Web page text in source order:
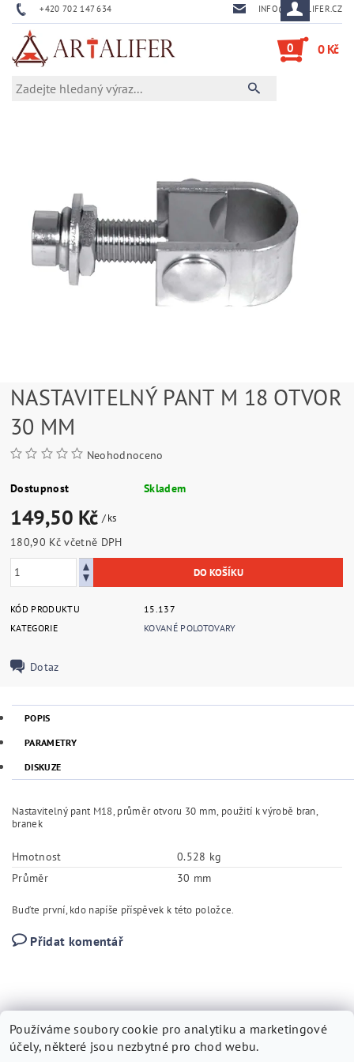
+420 702 147 634 INFO@ARTALIFER.CZ
0 0 Kč
NASTAVITELNÝ PANT M 18 OTVOR
30 MM
Neohodnoceno
Dostupnost Skladem
149,50 Kč/ ks
180,90 Kč včetně DPH
KÓD PRODUKTU
15.137
KATEGORIE
KOVANÉ POLOTOVARY
Dotaz
POPIS
PARAMETRY
DISKUZE
Nastavitelný pant M18, průměr otvoru 30 mm, použití k výrobě bran,
branek
Hmotnost
0.528 kg
Průměr
30 mm
Buďte první, kdo napíše příspěvek k této položce.
Přidat komentář
Kovárna Vytopil | Tvorbawebstranek.cz
Používáme soubory cookie pro analytiku a marketingové
účely, některé jsou nezbytné pro chod webu.